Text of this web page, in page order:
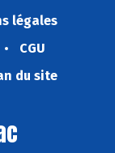
légales
CGU
du site